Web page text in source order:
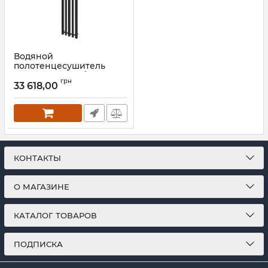
Водяной
полотенцесушитель
Mario INOX Бітуб
1490х360/320 черный мат
Артикул:1.7.044545.P-BM
33 618,00 грн
КОНТАКТЫ
О МАГАЗИНЕ
КАТАЛОГ ТОВАРОВ
ПОДПИСКА